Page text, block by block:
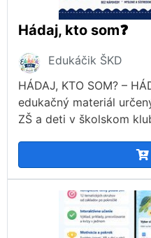
Hádaj, kto som❓
Edukáčik ŠKD
HÁDAJ, KTO SOM? –
edukačný materiál
ZŠ a deti v školskom